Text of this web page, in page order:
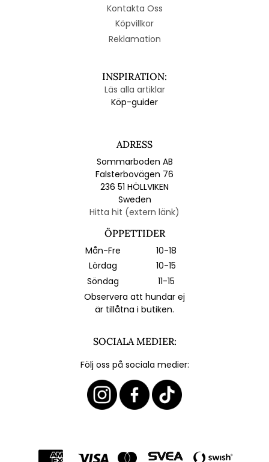
Kontakta Oss
Köpvillkor
Reklamation
INSPIRATION:
Läs alla artiklar
Köp-guider
ADRESS
Sommarboden AB
Falsterbovägen 76
236 51 HÖLLVIKEN
Sweden
Hitta hit (extern länk)
ÖPPETTIDER
Mån-Fre
10-18
Lördag
10-15
Söndag
11-15
Observera att hundar ej
är tillåtna i butiken.
SOCIALA MEDIER:
Följ oss på sociala medier: